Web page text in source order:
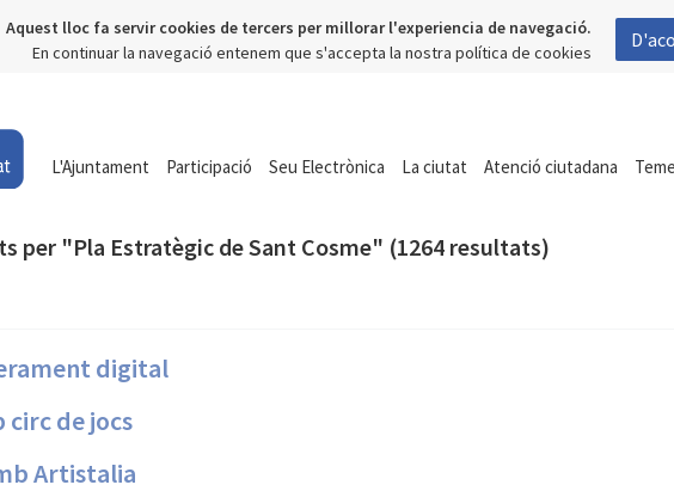
Aquest lloc fa servir cookies de tercers per millorar l'experiencia de navegació.
En continuar la navegació entenem que s'accepta la nostra política de cookies
L'Ajuntament Participació Seu Electrònica La ciutat Atenció ciutadana
per "Pla Estratègic de Sant Cosme" (1264 resultats)
digital
circ de jocs
Artistalia